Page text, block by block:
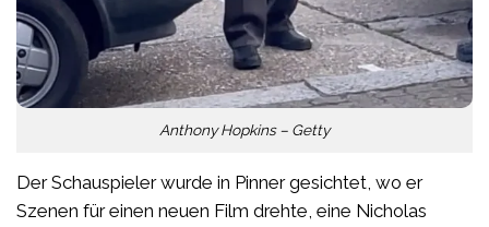
Anthony Hopkins – Getty
Der Schauspieler wurde in Pinner gesichtet, wo er
Szenen für einen neuen Film drehte, eine Nicholas